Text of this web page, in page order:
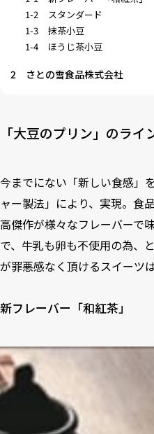
1-2
スタンダード
1-3
抹茶小豆
1-4
ほうじ茶小豆
2 さとの雪食品株式会社
「大豆のプリン」のライ
今までにない「新しい食感」
ャー製法」により、実現。食
高傑作が様々なフレーバーで
で、牛乳も卵も不使用の為、
が罪悪感なく頂けるスイーツ
新フレーバー「和紅茶」